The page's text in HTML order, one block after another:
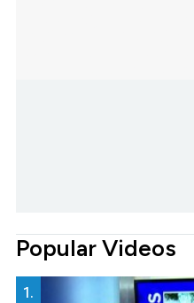
Popular Videos
1.